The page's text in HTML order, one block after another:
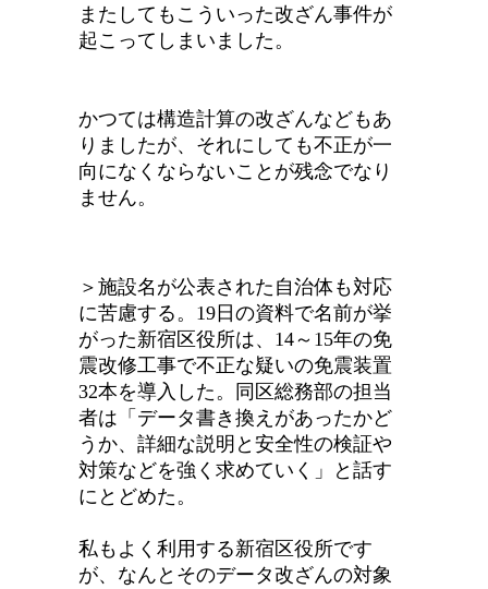
またしてもこういった改ざん事件が
起こってしまいました。
かつては構造計算の改ざんなどもあ
りましたが、それにしても不正が一
向になくならないことが残念でなり
ません。
＞施設名が公表された自治体も対応
に苦慮する。19日の資料で名前が挙
がった新宿区役所は、14～15年の免
震改修工事で不正な疑いの免震装置
32本を導入した。同区総務部の担当
者は「データ書き換えがあったかど
うか、詳細な説明と安全性の検証や
対策などを強く求めていく」と話す
にとどめた。
私もよく利用する新宿区役所です
が、なんとそのデータ改ざんの対象